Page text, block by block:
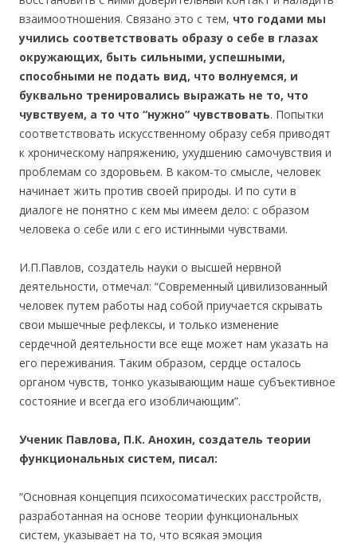
взаимоотношения. Связано это с тем, что годами мы
учились соответствовать образу о себе в глазах
окружающих, быть сильными, успешными,
способными не подать вид, что волнуемся, и
буквально тренировались выражать не то, что
чувствуем, а то что “нужно” чувствовать. Попытки
соответствовать искусственному образу себя приводят
к хроническому напряжению, ухудшению самочувствия и
проблемам со здоровьем. В каком-то смысле, человек
начинает жить против своей природы. И по сути в
диалоге не понятно с кем мы имеем дело: с образом
человека о себе или с его истинными чувствами.
И.П.Павлов, создатель науки о высшей нервной
деятельности, отмечал: “Современный цивилизованный
человек путем работы над собой приучается скрывать
свои мышечные рефлексы, и только изменение
сердечной деятельности все еще может нам указать на
его переживания. Таким образом, сердце осталось
органом чувств, тонко указывающим наше субъективное
состояние и всегда его изобличающим”.
Ученик Павлова, П.К. Анохин, создатель теории
функциональных систем, писал:
“Основная концепция психосоматических расстройств,
разработанная на основе теории функциональных
систем, указывает на то, что всякая эмоция